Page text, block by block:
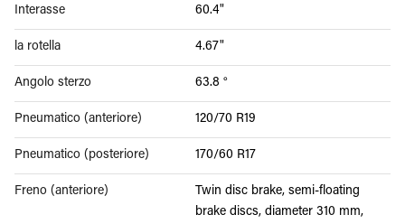
Interasse 60.4"
la rotella 4.67"
Angolo sterzo 63.8 °
Pneumatico (anteriore) 120/70 R19
Pneumatico (posteriore) 170/60 R17
Freno (anteriore)
Twin disc brake, semi-floating
brake discs, diameter 310 mm,